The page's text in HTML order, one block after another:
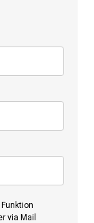
via Mail